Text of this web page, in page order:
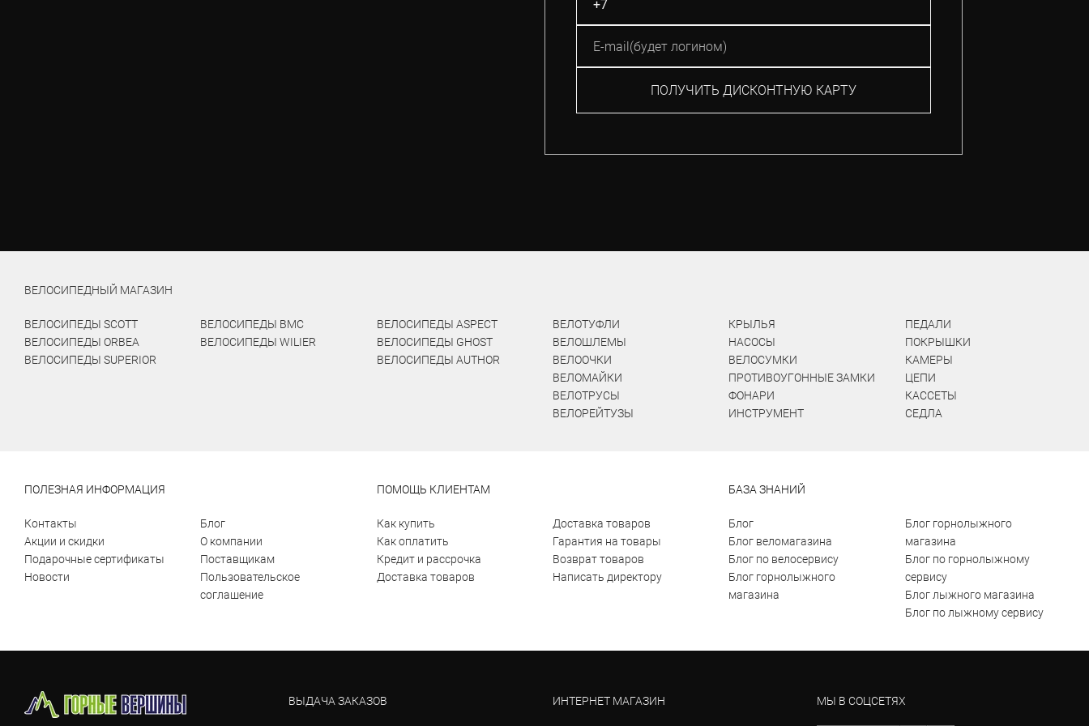
ПОЛУЧИТЬ ДИСКОНТНУЮ КАРТУ
ВЕЛОСИПЕДНЫЙ МАГАЗИН
ВЕЛОСИПЕДЫ SCOTT
ВЕЛОСИПЕДЫ ORBEA
ВЕЛОСИПЕДЫ SUPERIOR
ВЕЛОСИПЕДЫ BMC
ВЕЛОСИПЕДЫ WILIER
ВЕЛОСИПЕДЫ ASPECT
ВЕЛОСИПЕДЫ GHOST
ВЕЛОСИПЕДЫ AUTHOR
ВЕЛОТУФЛИ
ВЕЛОШЛЕМЫ
ВЕЛООЧКИ
ВЕЛОМАЙКИ
ВЕЛОТРУСЫ
ВЕЛОРЕЙТУЗЫ
КРЫЛЬЯ
НАСОСЫ
ВЕЛОСУМКИ
ПРОТИВОУГОННЫЕ ЗАМКИ
ФОНАРИ
ИНСТРУМЕНТ
ПЕДАЛИ
ПОКРЫШКИ
КАМЕРЫ
ЦЕПИ
КАССЕТЫ
СЕДЛА
ПОЛЕЗНАЯ ИНФОРМАЦИЯ
Контакты
Акции и скидки
Подарочные сертификаты
Новости
Блог
О компании
Поставщикам
Пользовательское
соглашение
ПОМОЩЬ КЛИЕНТАМ
Как купить
Как оплатить
Кредит и рассрочка
Доставка товаров
Доставка товаров
Гарантия на товары
Возврат товаров
Написать директору
БАЗА ЗНАНИЙ
Блог
Блог веломагазина
Блог по велосервису
Блог горнолыжного
магазина
Блог горнолыжного
магазина
Блог по горнолыжному
сервису
Блог лыжного магазина
Блог по лыжному сервису
ВЫДАЧА ЗАКАЗОВ ИНТЕРНЕТ МАГАЗИН МЫ В СОЦСЕТЯХ